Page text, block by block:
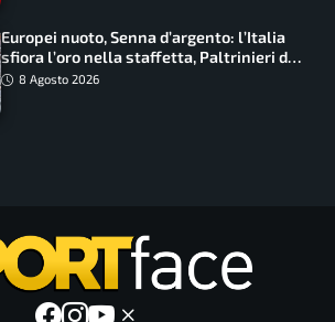
Europei nuoto, Senna d’argento: l’Italia
sfiora l’oro nella staffetta, Paltrinieri da
urlo, il bilancio azzurro
8 Agosto 2026